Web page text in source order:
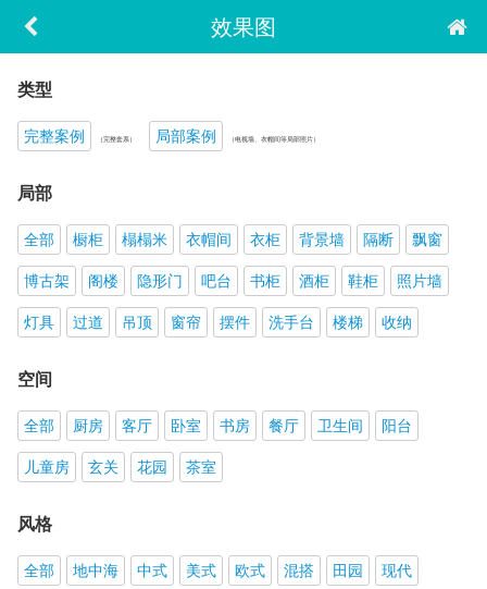
效果图
类型
完整案例 （完整套系） 局部案例 （电视墙、衣帽间等局部照片）
局部
全部 橱柜 榻榻米 衣帽间 衣柜 背景墙 隔断
飘窗
博古架
阁楼 隐形门 吧台 书柜 酒柜 鞋柜
照片墙
灯具
过道 吊顶 窗帘 摆件 洗手台 楼梯 收纳
空间
全部 厨房 客厅 卧室 书房 餐厅 卫生间
阳台
儿童房
玄关 花园 茶室
风格
全部 地中海 中式 美式 欧式 混搭 田园
现代